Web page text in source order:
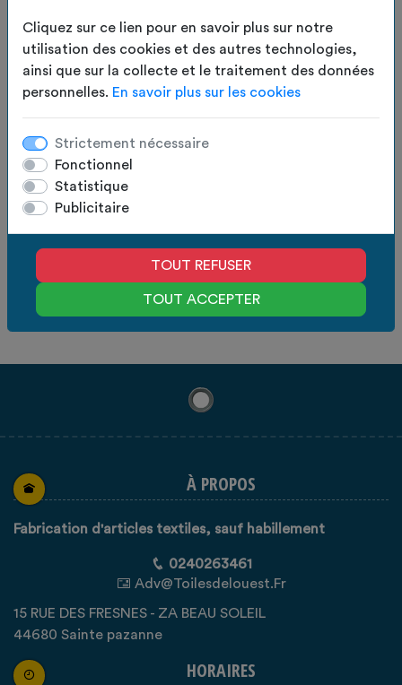
Cliquez sur ce lien pour en savoir plus sur notre
utilisation des cookies et des autres technologies,
ainsi que sur la collecte et le traitement des données
personnelles. En savoir plus sur les cookies
Strictement nécessaire
Fonctionnel
Statistique
Publicitaire
TOUT REFUSER
TOUT ACCEPTER
Voiles d'ombrage
Les usages professionnels, agricoles ou
domestiques
Disponible enplusieurs coloris(blanc, gris clair,
beige, noir, vert, bleu, rouge) et en
métrages(10 m, 20 m ou 100 m), il
les projets, du plus simple au plus technique.
: bagues, agrafes de fermeture, poulies ou sandow
complémentaire.
Finitions : Agrafe et bague de
fermeture
STOCK OFFERTE
Paiement
À PROPOS
Fabrication d'articles textiles, sauf habillement
0240263461
Adv@toilesdelouest.fr
15 RUE DES FRESNES - ZA BEAU SOLEIL
44680 Sainte pazanne
HORAIRES